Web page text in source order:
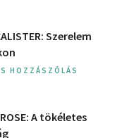
Szerelem
HOZZÁSZÓLÁS
A ​tökéletes